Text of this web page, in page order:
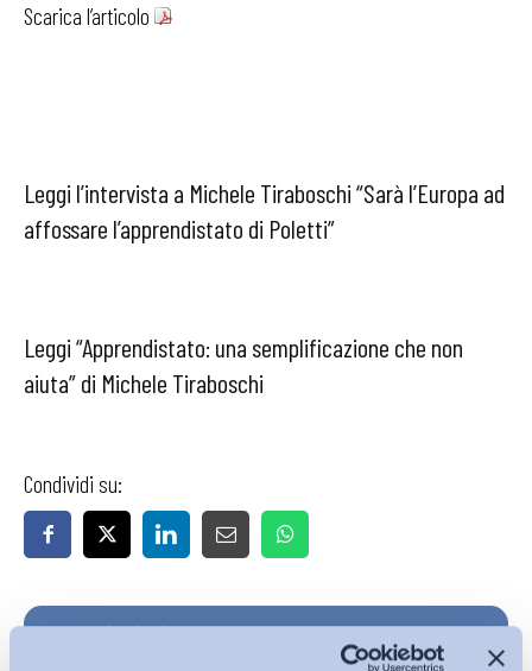
Scarica l’articolo
Leggi l’intervista a Michele Tiraboschi “Sarà l’Europa ad
affossare l’apprendistato di Poletti”
Leggi “Apprendistato: una semplificazione che non
aiuta” di Michele Tiraboschi
Condividi su:
Iscriviti alla Newsletter